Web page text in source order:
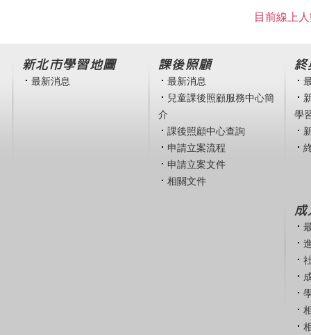
目前線上
新北市學習地圖
最新消息
課後照顧
最新消息
兒童課後照顧服務中心簡
介
課後照顧中心查詢
申請立案流程
申請立案文件
相關文件
終
學